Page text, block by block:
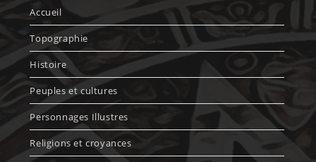
Accueil
Topographie
Histoire
Peuples et cultures
Personnages Illustres
Religions et croyances